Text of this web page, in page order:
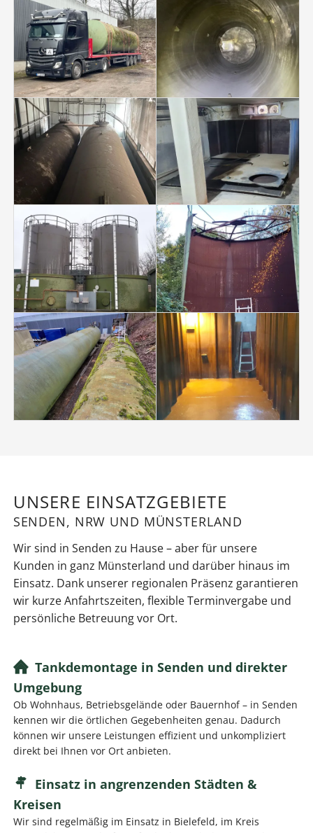
UNSERE EINSATZGEBIETE
SENDEN, NRW UND MÜNSTERLAND
Wir sind in Senden zu Hause – aber für unsere
Kunden in ganz Münsterland und darüber hinaus im
Einsatz. Dank unserer regionalen Präsenz garantieren
wir kurze Anfahrtszeiten, flexible Terminvergabe und
persönliche Betreuung vor Ort.
Tankdemontage in Senden und direkter
Umgebung
Ob Wohnhaus, Betriebsgelände oder Bauernhof – in Senden
kennen wir die örtlichen Gegebenheiten genau. Dadurch
können wir unsere Leistungen effizient und unkompliziert
direkt bei Ihnen vor Ort anbieten.
Einsatz in angrenzenden Städten &
Kreisen
Wir sind regelmäßig im Einsatz in Bielefeld, im Kreis